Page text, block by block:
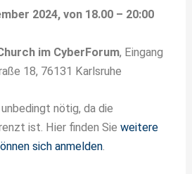
2024, von 18.00 – 20:00
im CyberForum, Eingang
18, 76131 Karlsruhe
nötig, da die
ist. Hier finden Sieweitere
sich anmelden.